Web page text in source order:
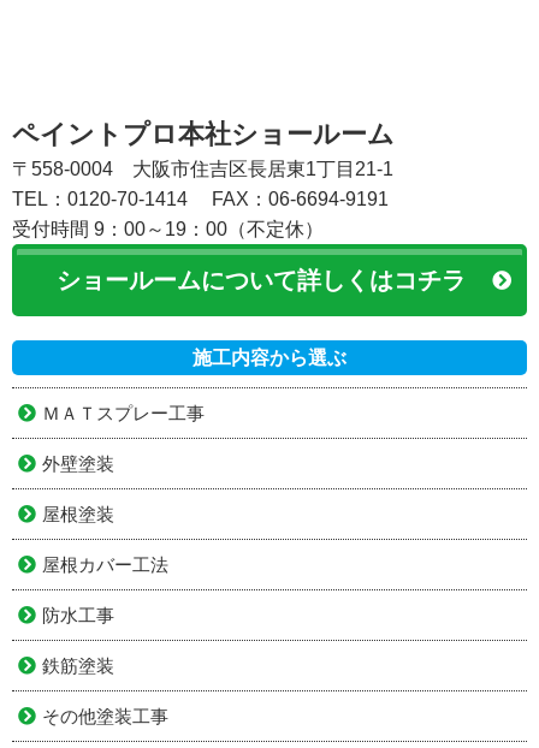
ペイントプロ本社ショールーム
〒558-0004 大阪市住吉区長居東1丁目21-1
TEL：0120-70-1414
FAX：06-6694-9191
受付時間 9：00～19：00（不定休）
ショールームについて詳しくはコチラ
施工内容から選ぶ
ＭＡＴスプレー工事
外壁塗装
屋根塗装
屋根カバー工法
防水工事
鉄筋塗装
その他塗装工事